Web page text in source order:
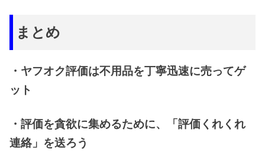
まとめ
・ヤフオク評価は不用品を丁寧迅速に売ってゲ
ット
・評価を貪欲に集めるために、「評価くれくれ
連絡」を送ろう